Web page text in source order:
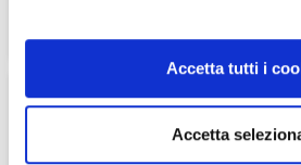
Accetta tutti i
Accetta
La Crema Spalmabile Cioccozero unisce
5,39 € 4,31 €
22%